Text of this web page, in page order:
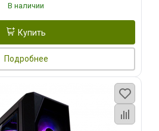
В наличии
Купить
Подробнее